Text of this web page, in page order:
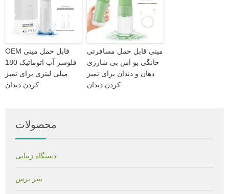
OEM قابل حمل مینی
فلوسر آب اتوماتیک 180
میلی لیتری برای تمیز
کردن دندان
مینی قابل حمل مسافرتی
خانگی یو اس بی شارژی
دهان و دندان برای تمیز
کردن دندان
محصولات
دستگاه زیبایی
سر برس